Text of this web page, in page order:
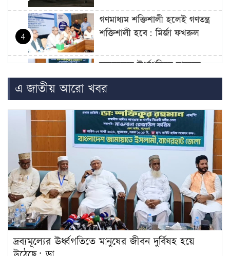
4
গণমাধ্যম শক্তিশালী হলেই গণতন্ত্র
শক্তিশালী হবে: মির্জা ফখরুল
5
দ্রব্যমূল্যের ঊর্ধ্বগতিতে মানুষের
জীবন দুর্বিষহ হয়ে উঠেছে: ডা.
শফিকুর রহমান
ওষুধ কোম্পানির আনন্দ ভ্রমণে
গেছেন চিকিৎসকরা, হাসপাতালে
ভোগান্তিতে রোগীরা
7
হামের উপসর্গে আরও ৩ শিশুর
মৃত্যু
8
আওয়ামী লীগের সঙ্গে গণতন্ত্র যায়
না: মির্জা ফখরুল
দরপত্র ছাড়াই ২০০ ইলেকট্রিক বাস
এ জাতীয় আরো খবর
দ্রব্যমূল্যের ঊর্ধ্বগতিতে মানুষের জীবন দুর্বিষহ হয়ে